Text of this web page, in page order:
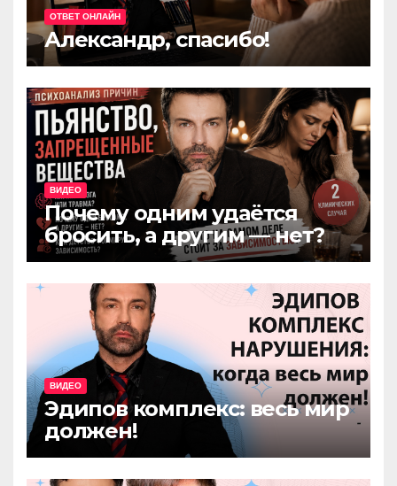
ОТВЕТ ОНЛАЙН
Александр, спасибо!
ВИДЕО
Почему одним удаётся
бросить, а другим — нет?
ВИДЕО
Эдипов комплекс: весь мир
должен!